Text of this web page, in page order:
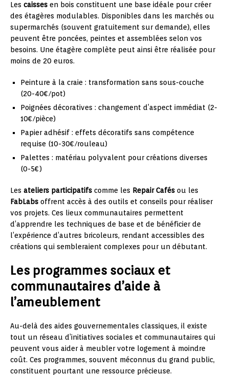
Les caisses en bois constituent une base idéale pour créer
des étagères modulables. Disponibles dans les marchés ou
supermarchés (souvent gratuitement sur demande), elles
peuvent être poncées, peintes et assemblées selon vos
besoins. Une étagère complète peut ainsi être réalisée pour
moins de 20 euros.
Peinture à la craie : transformation sans sous-couche
(20-40€/pot)
Poignées décoratives : changement d’aspect immédiat (2-
10€/pièce)
Papier adhésif : effets décoratifs sans compétence
requise (10-30€/rouleau)
Palettes : matériau polyvalent pour créations diverses
(0-5€)
Les ateliers participatifs comme les Repair Cafés ou les
FabLabs offrent accès à des outils et conseils pour réaliser
vos projets. Ces lieux communautaires permettent
d’apprendre les techniques de base et de bénéficier de
l’expérience d’autres bricoleurs, rendant accessibles des
créations qui sembleraient complexes pour un débutant.
Les programmes sociaux et
communautaires d’aide à
l’ameublement
Au-delà des aides gouvernementales classiques, il existe
tout un réseau d’initiatives sociales et communautaires qui
peuvent vous aider à meubler votre logement à moindre
coût. Ces programmes, souvent méconnus du grand public,
constituent pourtant une ressource précieuse.